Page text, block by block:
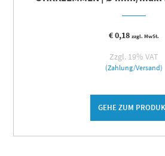
€0,18 zzgl. MwSt.
Zzgl. 19% VAT
(Zahlung/Versand)
GEHE ZUM